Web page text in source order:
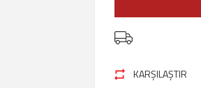
KARŞILAŞTIR